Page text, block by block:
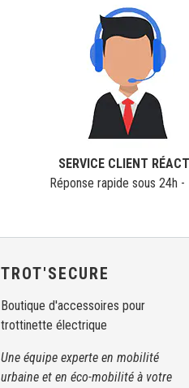
SERVICE CLIENT
Réponse rapide sous 24h
TROT'SECURE
Boutique d'accessoires pour
trottinette électrique
Une équipe experte en mobilité
urbaine et en éco-mobilité à votre